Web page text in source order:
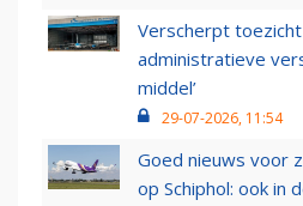
Verscherpt
administratieve
middel’
29-07-2026, 11:54
Goed nieuws voor
op Schiphol: ook in